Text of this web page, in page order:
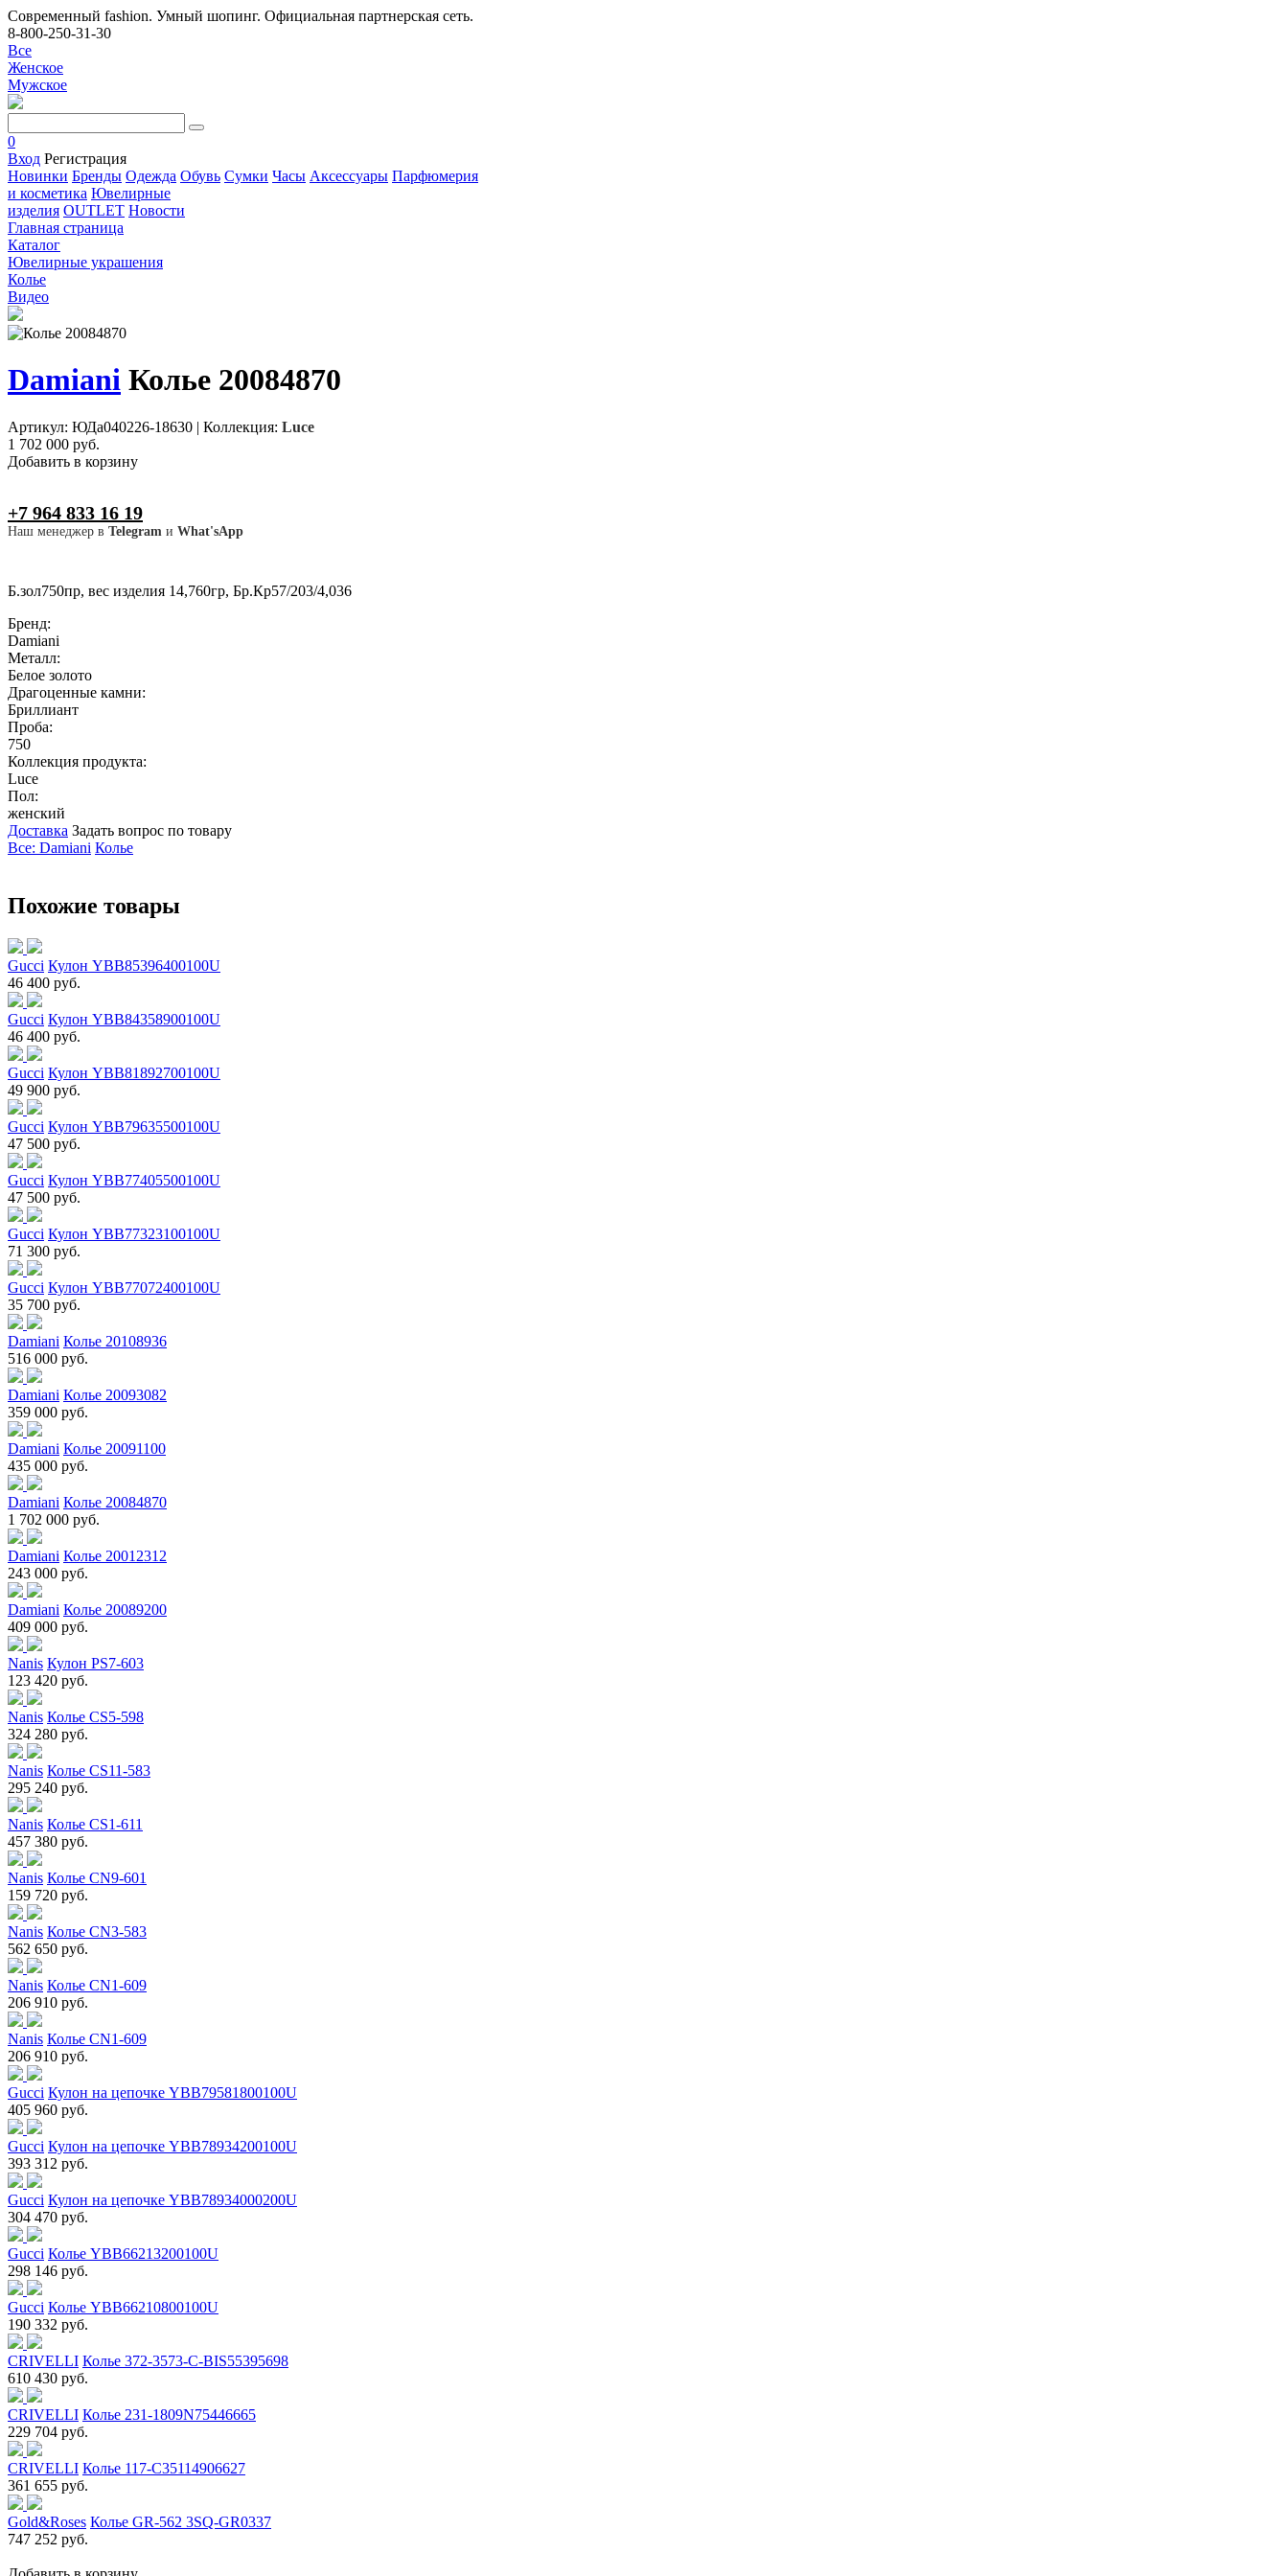
Современный fashion. Умный шопинг. Официальная партнерская сеть.
8-800-250-31-30
Все
Женское
Мужское
0
Вход Регистрация
Новинки Бренды Одежда Обувь Сумки Часы Аксессуары Парфюмерия
и косметика Ювелирные
изделия OUTLET Новости
Главная страница
Каталог
Ювелирные украшения
Колье
Видео
Damiani Колье 20084870
Артикул: ЮДа040226-18630 | Коллекция: Luce
1 702 000 руб.
Добавить в корзину
+7 964 833 16 19
Наш менеджер в Telegram и What'sApp
Б.зол750пр, вес изделия 14,760гр, Бр.Кр57/203/4,036
Бренд:
Damiani
Металл:
Белое золото
Драгоценные камни:
Бриллиант
Проба:
750
Коллекция продукта:
Luce
Пол:
женский
Доставка Задать вопрос по товару
Все: Damiani Колье
Похожие товары
Gucci Кулон YBB85396400100U
46 400 руб.
Gucci Кулон YBB84358900100U
46 400 руб.
Gucci Кулон YBB81892700100U
49 900 руб.
Gucci Кулон YBB79635500100U
47 500 руб.
Gucci Кулон YBB77405500100U
47 500 руб.
Gucci Кулон YBB77323100100U
71 300 руб.
Gucci Кулон YBB77072400100U
35 700 руб.
Damiani Колье 20108936
516 000 руб.
Damiani Колье 20093082
359 000 руб.
Damiani Колье 20091100
435 000 руб.
Damiani Колье 20084870
1 702 000 руб.
Damiani Колье 20012312
243 000 руб.
Damiani Колье 20089200
409 000 руб.
Nanis Кулон PS7-603
123 420 руб.
Nanis Колье CS5-598
324 280 руб.
Nanis Колье CS11-583
295 240 руб.
Nanis Колье CS1-611
457 380 руб.
Nanis Колье CN9-601
159 720 руб.
Nanis Колье CN3-583
562 650 руб.
Nanis Колье CN1-609
206 910 руб.
Nanis Колье CN1-609
206 910 руб.
Gucci Кулон на цепочке YBB79581800100U
405 960 руб.
Gucci Кулон на цепочке YBB78934200100U
393 312 руб.
Gucci Кулон на цепочке YBB78934000200U
304 470 руб.
Gucci Колье YBB66213200100U
298 146 руб.
Gucci Колье YBB66210800100U
190 332 руб.
CRIVELLI Колье 372-3573-C-BIS55395698
610 430 руб.
CRIVELLI Колье 231-1809N75446665
229 704 руб.
CRIVELLI Колье 117-C35114906627
361 655 руб.
Gold&Roses Колье GR-562 3SQ-GR0337
747 252 руб.